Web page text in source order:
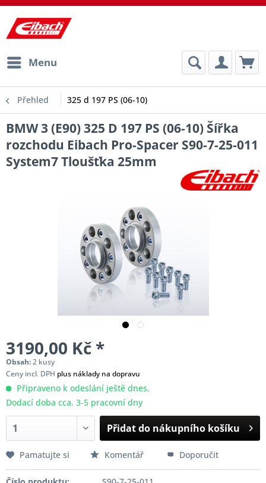
Menu
Přehled 325 d 197 PS (06-10)
BMW 3 (E90) 325 D 197 PS (06-10) Šířka
rozchodu Eibach Pro-Spacer S90-7-25-011
System7 Tloušťka 25mm
3190,00 Kč *
Obsah:2 kusy
Ceny incl. DPH plus náklady na dopravu
Připraveno k odeslání ještě dnes,
Dodací doba cca. 3-5 pracovní dny
Přidat do nákupního košíku
Pamatujte si Komentář Doporučit